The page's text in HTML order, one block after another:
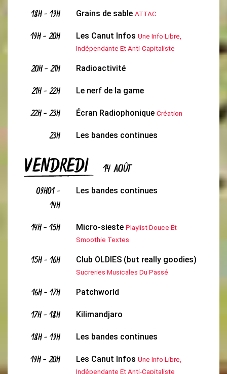
18H-19H Grains de sable ATTAC
19H-20H Les Canut Infos Une Info Libre,
Indépendante Et Anti-Capitaliste
20H-21H Radioactivité
21H-22H Le nerf de la game
22H-23H Écran Radiophonique Création
23H Les bandes continues
VENDREDI 14 AOÛT
09H01-
14H
Les bandes continues
14H-15H Micro-sieste Playlist Douce Et
Smoothie Textes
15H-16H Club OLDIES (but really goodies)
Sucreries Musicales Du Passé
16H-17H Patchworld
17H-18H Kilimandjaro
18H-19H Les bandes continues
19H-20H Les Canut Infos Une Info Libre,
Indépendante Et Anti-Capitaliste